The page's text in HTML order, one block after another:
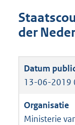
der
13-06-2019
Ministerie